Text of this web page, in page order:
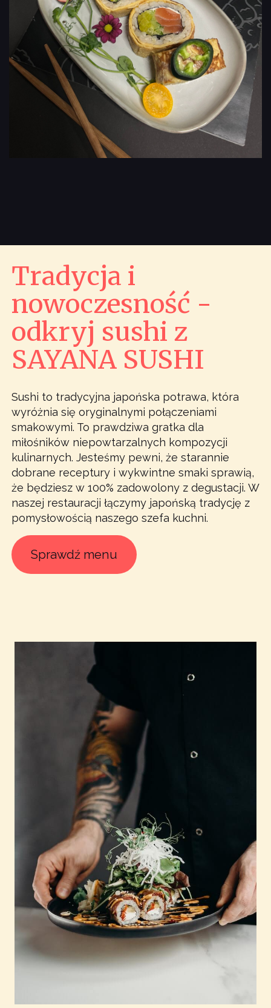
Tradycja i
nowoczesność -
odkryj sushi z
SAYANA SUSHI
Sushi to tradycyjna japońska potrawa, która
wyróżnia się oryginalnymi połączeniami
smakowymi. To prawdziwa gratka dla
miłośników niepowtarzalnych kompozycji
kulinarnych. Jesteśmy pewni, że starannie
dobrane receptury i wykwintne smaki sprawią,
że będziesz w 100% zadowolony z degustacji. W
naszej restauracji łączymy japońską tradycję z
pomysłowością naszego szefa kuchni.
Sprawdź menu